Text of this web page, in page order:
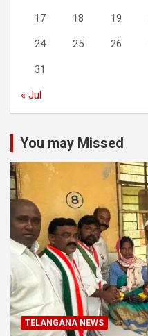
17 18 19
24 25 26
31
« Jul
You may Missed
TELANGANA NEWS